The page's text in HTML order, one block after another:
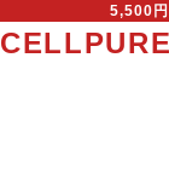
5,500円
CELLPURE